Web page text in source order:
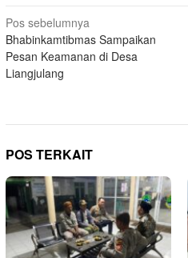
Navigasi
pos
Pos sebelumnya
Bhabinkamtibmas Sampaikan
Pesan Keamanan di Desa
Liangjulang
POS TERKAIT